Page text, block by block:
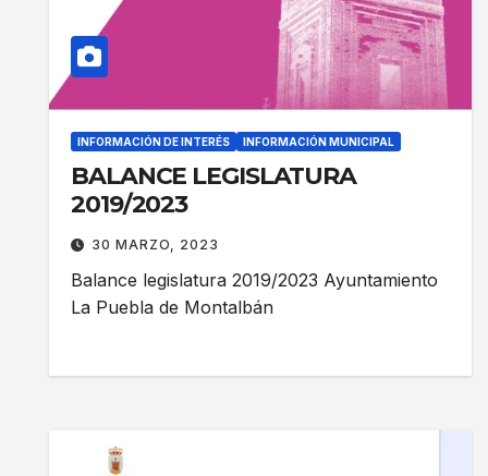
INFORMACIÓN DE INTERÉS INFORMACIÓN MUNICIPAL
BALANCE LEGISLATURA
2019/2023
30 MARZO, 2023
Balance legislatura 2019/2023 Ayuntamiento
La Puebla de Montalbán